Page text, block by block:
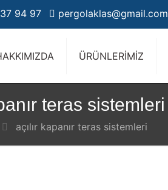
94 97 pergolaklas@gmail.com
ÜRÜNLERİMİZ
teras sistemleri
açılır kapanır teras sistemleri